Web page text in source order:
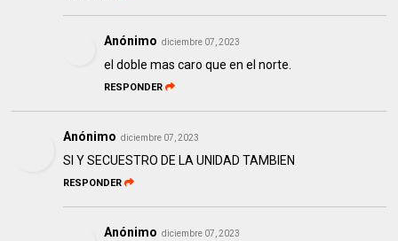
Anónimo diciembre 07, 2023
el doble mas caro que en el norte.
RESPONDER
Anónimo diciembre 07, 2023
SI Y SECUESTRO DE LA UNIDAD TAMBIEN
RESPONDER
Anónimo diciembre 07, 2023